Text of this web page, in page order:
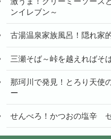
ンイレブン～
古湯温泉家族風呂！隠れ家
三瀬そば～峠を越えればそ
那珂川で発見！とろり天使
ー
せんべろ！かつおの塩辛